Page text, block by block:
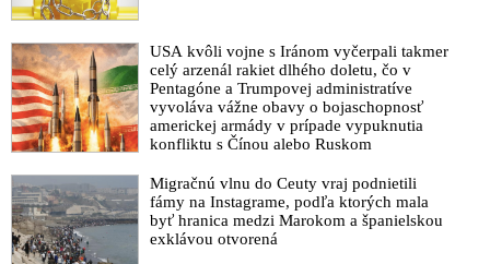
USA kvôli vojne s Iránom vyčerpali takmer
celý arzenál rakiet dlhého doletu, čo v
Pentagóne a Trumpovej administratíve
vyvoláva vážne obavy o bojaschopnosť
americkej armády v prípade vypuknutia
konfliktu s Čínou alebo Ruskom
Migračnú vlnu do Ceuty vraj podnietili
fámy na Instagrame, podľa ktorých mala
byť hranica medzi Marokom a španielskou
exklávou otvorená